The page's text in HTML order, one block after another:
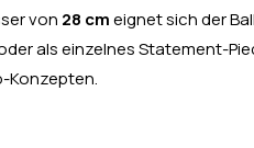
von 28 cmeignet sich der
als einzelnes Statement-
Konzepten.